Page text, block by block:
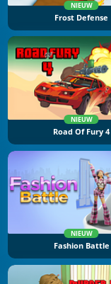
NIEUW
Frost Defense
NIEUW
Road Of Fury 4
NIEUW
Fashion Battle